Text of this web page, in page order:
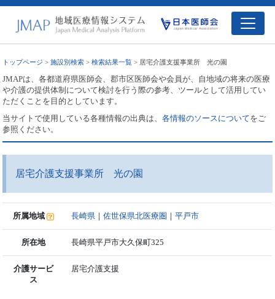
トップページ >施設別検索 >検索結果一覧 > 居宅介護支援事業所 光の園
JMAPは、各都道府県医師会、郡市区医師会や会員が、自地域の将来の医療
や介護の提供体制について検討を行う際の参考、ツールとして活用してい
ただくことを目的としています。
当サイトで使用している各種情報の出典は、各情報のソースについてをご
参照ください。
居宅介護支援事業所 光の園
所属地域 長崎県 ｜佐世保県北医療圏 ｜平戸市
所在地 長崎県平戸市大久保町325
介護サービ
ス
居宅介護支援